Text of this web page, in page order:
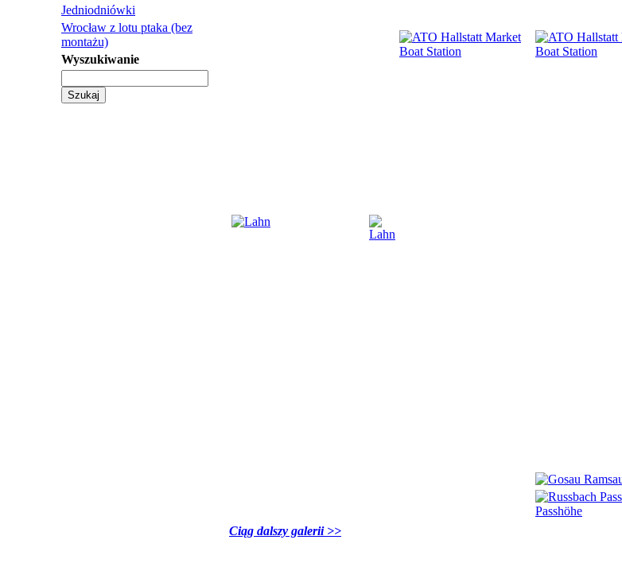
Jedniodniówki
Wrocław z lotu ptaka (bez
montażu)
Wyszukiwanie
Ciąg dalszy galerii >>